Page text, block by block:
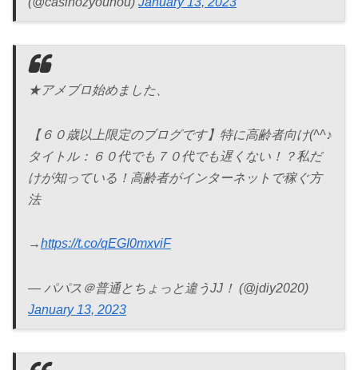
★アメブロ始めました、
【６０歳以上限定のブログです】特に高齢者向け(^^♪
タイトル：６０代でも７０代でも遅くない！？私だ
けが知っている！高齢者がインターネットで稼ぐ方
法
→https://t.co/qEGI0mxviF
— パパス＠普通とちょっと違うJJ！ (@jdiy2020)
January 13, 2023